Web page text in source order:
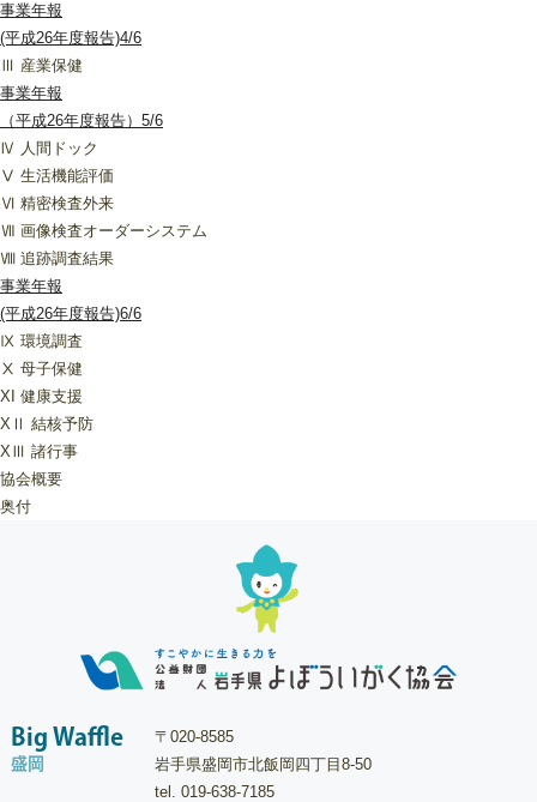
事業年報
(平成26年度報告)4/6
Ⅲ 産業保健
事業年報
（平成26年度報告）5/6
Ⅳ 人間ドック
Ⅴ 生活機能評価
Ⅵ 精密検査外来
Ⅶ 画像検査オーダーシステム
Ⅷ 追跡調査結果
事業年報
(平成26年度報告)6/6
Ⅸ 環境調査
Ⅹ 母子保健
XI 健康支援
XⅡ 結核予防
XⅢ 諸行事
協会概要
奥付
Big Waffle
盛岡
〒020-8585
岩手県盛岡市北飯岡四丁目8-50
tel. 019-638-7185